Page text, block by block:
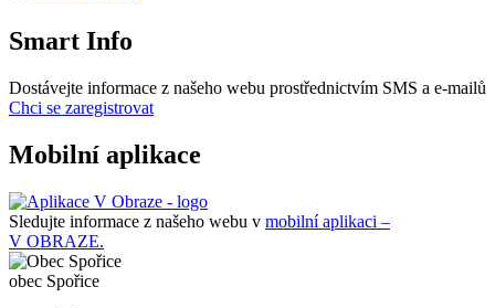
Smart Info
Dostávejte informace z našeho webu prostřednictvím SMS a e-mailů
Chci se zaregistrovat
Mobilní aplikace
Sledujte informace z našeho webu v mobilní aplikaci –
V OBRAZE.
obec Spořice